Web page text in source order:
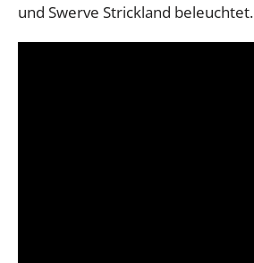
und Swerve Strickland beleuchtet.